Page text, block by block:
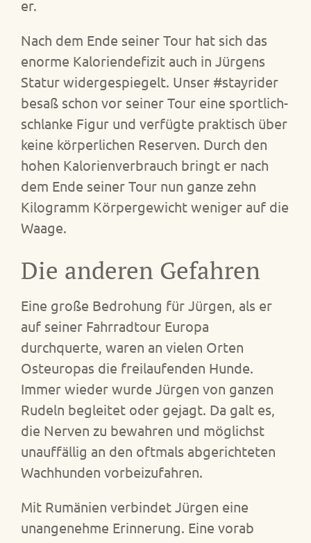
er.
Nach dem Ende seiner Tour hat sich das
enorme Kaloriendefizit auch in Jürgens
Statur widergespiegelt. Unser #stayrider
besaß schon vor seiner Tour eine sportlich-
schlanke Figur und verfügte praktisch über
keine körperlichen Reserven. Durch den
hohen Kalorienverbrauch bringt er nach
dem Ende seiner Tour nun ganze zehn
Kilogramm Körpergewicht weniger auf die
Waage.
Die anderen Gefahren
Eine große Bedrohung für Jürgen, als er
auf seiner Fahrradtour Europa
durchquerte, waren an vielen Orten
Osteuropas die freilaufenden Hunde.
Immer wieder wurde Jürgen von ganzen
Rudeln begleitet oder gejagt. Da galt es,
die Nerven zu bewahren und möglichst
unauffällig an den oftmals abgerichteten
Wachhunden vorbeizufahren.
Mit Rumänien verbindet Jürgen eine
unangenehme Erinnerung. Eine vorab